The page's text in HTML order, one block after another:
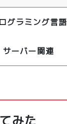
グラミング言語
サーバー関連